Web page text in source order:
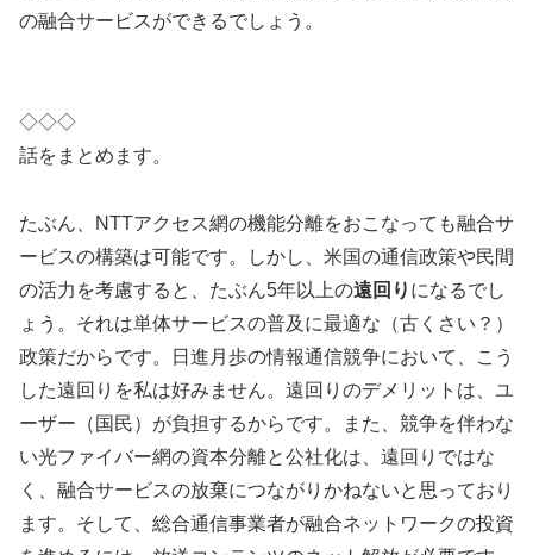
の融合サービスができるでしょう。
◇◇◇
話をまとめます。
たぶん、NTTアクセス網の機能分離をおこなっても融合サ
ービスの構築は可能です。しかし、米国の通信政策や民間
の活力を考慮すると、たぶん5年以上の遠回り になるでし
ょう。それは単体サービスの普及に最適な（古くさい？）
政策だからです。日進月歩の情報通信競争において、こう
した遠回りを私は好みません。遠回りのデメリットは、ユ
ーザー（国民）が負担するからです。また、競争を伴わな
い光ファイバー網の資本分離と公社化は、遠回りではな
く、融合サービスの放棄につながりかねないと思っており
ます。そして、総合通信事業者が融合ネットワークの投資